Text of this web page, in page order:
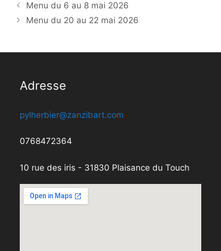
Menu du 6 au 8 mai 2026
Menu du 20 au 22 mai 2026
Adresse
pylherbier@zanzibart.com
0768472364
10 rue des iris - 31830 Plaisance du Touch